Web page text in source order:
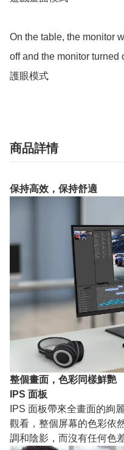
On the table, the monitor
off and the monitor turned
護眼模式
商品詳情
保持高效，保持舒適
整個畫面，色彩同樣鮮艷
IPS 面板
IPS 面板帶來全畫面的絢
觀看，整個屏幕的色彩依
調和陰影，而沒有任何色差